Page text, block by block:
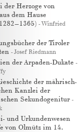
der Herzoge von
dem Hause
-Winfried
der Tiroler
-Josef Riedmann
der Arpaden-Dukate -
der mährisch-
Kanzlei der
Sekundogenitur -
und Urkundenwesen
von Olmütz im 14.